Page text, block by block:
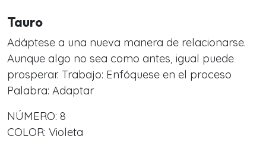
Tauro
Adáptese a una nueva manera de relacionarse.
Aunque algo no sea como antes, igual puede
prosperar. Trabajo: Enfóquese en el proceso
Palabra: Adaptar
NÚMERO: 8
COLOR: Violeta